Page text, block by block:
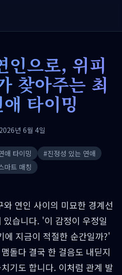
인으로, 위피
찾아주는 최
타이밍
2026년 6월 4일
애 타이밍 #진정성 있는 연애
마트 매칭
연인 사이의 미묘한 경계선
습니다. '이 감정이 우정일
지금이 적절한 순간일까?'
돌다 결국 한 걸음도 내딛지
기도 합니다. 이처럼 관계 발